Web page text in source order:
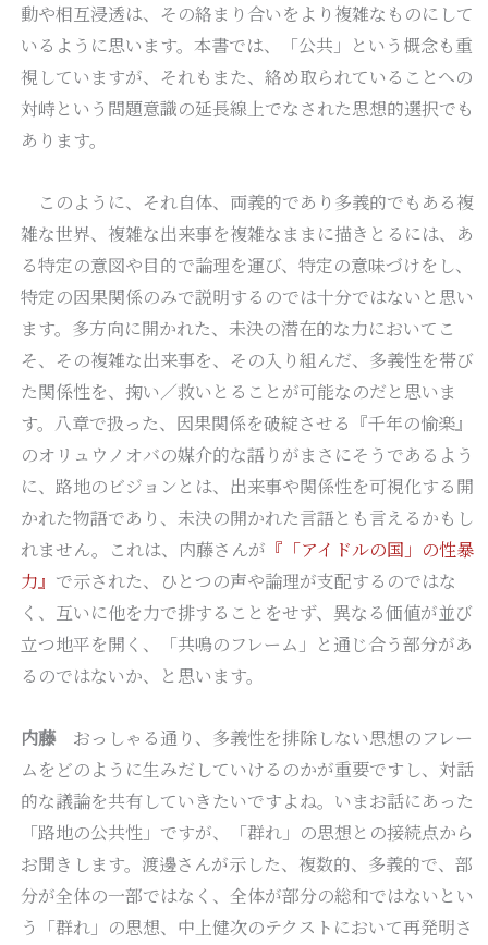
動や相互浸透は、その絡まり合いをより複雑なものにして
いるように思います。本書では、「公共」という概念も重
視していますが、それもまた、絡め取られていることへの
対峙という問題意識の延長線上でなされた思想的選択でも
あります。
このように、それ自体、両義的であり多義的でもある複
雑な世界、複雑な出来事を複雑なままに描きとるには、あ
る特定の意図や目的で論理を運び、特定の意味づけをし、
特定の因果関係のみで説明するのでは十分ではないと思い
ます。多方向に開かれた、未決の潜在的な力においてこ
そ、その複雑な出来事を、その入り組んだ、多義性を帯び
た関係性を、掬い／救いとることが可能なのだと思いま
す。八章で扱った、因果関係を破綻させる『千年の愉楽』
のオリュウノオバの媒介的な語りがまさにそうであるよう
に、路地のビジョンとは、出来事や関係性を可視化する開
かれた物語であり、未決の開かれた言語とも言えるかもし
れません。これは、内藤さんが 『「アイドルの国」の性暴
力』 で示された、ひとつの声や論理が支配するのではな
く、互いに他を力で排することをせず、異なる価値が並び
立つ地平を開く、「共鳴のフレーム」と通じ合う部分があ
るのではないか、と思います。
内藤おっしゃる通り、多義性を排除しない思想のフレー
ムをどのように生みだしていけるのかが重要ですし、対話
的な議論を共有していきたいですよね。いまお話にあった
「路地の公共性」ですが、「群れ」の思想との接続点から
お聞きします。渡邊さんが示した、複数的、多義的で、部
分が全体の一部ではなく、全体が部分の総和ではないとい
う「群れ」の思想、中上健次のテクストにおいて再発明さ